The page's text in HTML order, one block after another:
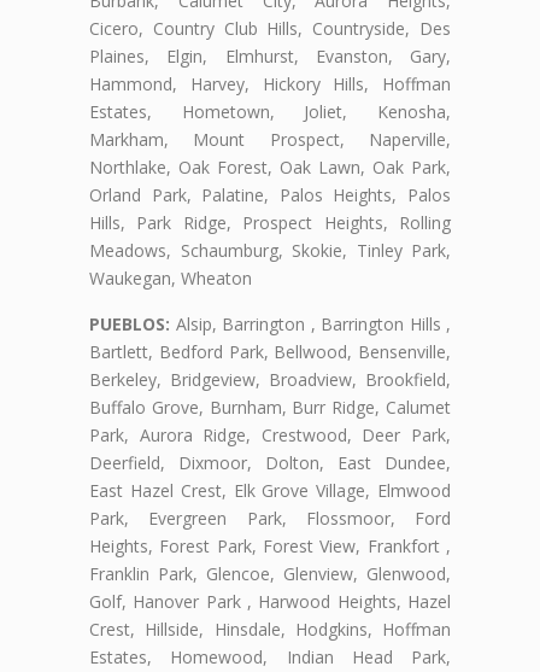
Cicero, Country Club Hills, Countryside, Des
Plaines, Elgin, Elmhurst, Evanston, Gary,
Hammond, Harvey, Hickory Hills, Hoffman
Estates, Hometown, Joliet, Kenosha,
Markham, Mount Prospect, Naperville,
Northlake, Oak Forest, Oak Lawn, Oak Park,
Orland Park, Palatine, Palos Heights, Palos
Hills, Park Ridge, Prospect Heights, Rolling
Meadows, Schaumburg, Skokie, Tinley Park,
Waukegan, Wheaton
PUEBLOS: Alsip, Barrington , Barrington Hills ,
Bartlett, Bedford Park, Bellwood, Bensenville,
Berkeley, Bridgeview, Broadview, Brookfield,
Buffalo Grove, Burnham, Burr Ridge, Calumet
Park, Aurora Ridge, Crestwood, Deer Park,
Deerfield, Dixmoor, Dolton, East Dundee,
East Hazel Crest, Elk Grove Village, Elmwood
Park, Evergreen Park, Flossmoor, Ford
Heights, Forest Park, Forest View, Frankfort ,
Franklin Park, Glencoe, Glenview, Glenwood,
Golf, Hanover Park , Harwood Heights, Hazel
Crest, Hillside, Hinsdale, Hodgkins, Hoffman
Estates, Homewood, Indian Head Park,